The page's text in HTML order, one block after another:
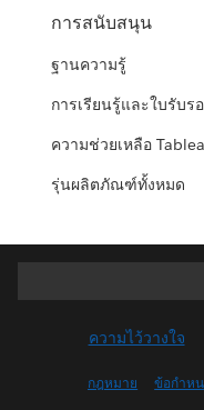
การสนับสนุน
ฐานความรู้
การเรียนรู้และใบรับร
ความช่วยเหลือ
รุ่นผลิตภัณฑ์ทั้งหมด
ความไว้วางใจ
กฎหมาย ข้อกำห